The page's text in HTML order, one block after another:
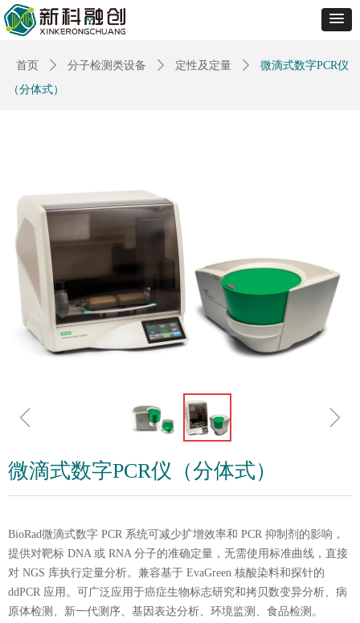
首页 ꄲ 分子检测类设备 ꄲ 定性及定量 ꄲ
微滴式数字PCR仪
（分体式）
ꁆ ꁇ
微滴式数字PCR仪（分体式）
BioRad微滴式数字 PCR 系统可减少扩增效率和 PCR 抑制剂的影响，
提供对靶标 DNA 或 RNA 分子的准确定量，无需使用标准曲线，直接
对 NGS 库执行定量分析。兼容基于 EvaGreen 核酸染料和探针的
ddPCR 应用。可广泛应用于癌症生物标志研究和拷贝数变异分析、病
原体检测、新一代测序、基因表达分析、环境监测、食品检测。